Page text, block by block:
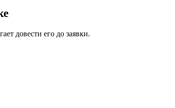
довести его до заявки.